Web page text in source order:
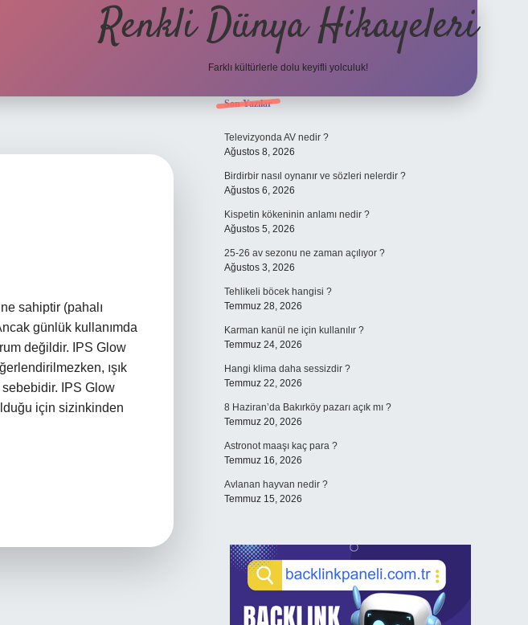
Renkli Dünya Hikayeleri
Farklı kültürlerle dolu keyifli yolculuk!
sahiptir (pahalı
günlük kullanımda
değildir. IPS Glow
ışık
sebebidir. IPS Glow
için sizinkinden
Sidebar
Son Yazılar
Televizyonda AV nedir ?
Ağustos 8, 2026
Birdirbir nasıl oynanır ve sözleri nelerdir ?
Ağustos 6, 2026
Kispetin kökeninin anlamı nedir ?
Ağustos 5, 2026
25-26 av sezonu ne zaman açılıyor ?
Ağustos 3, 2026
Tehlikeli böcek hangisi ?
Temmuz 28, 2026
Karman kanül ne için kullanılır ?
Temmuz 24, 2026
Hangi klima daha sessizdir ?
Temmuz 22, 2026
8 Haziran’da Bakırköy pazarı açık mı ?
Temmuz 20, 2026
Astronot maaşı kaç para ?
Temmuz 16, 2026
Avlanan hayvan nedir ?
Temmuz 15, 2026